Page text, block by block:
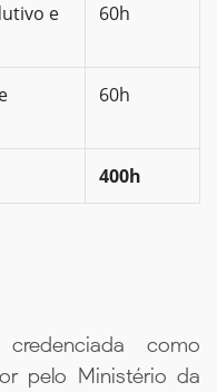
e
60h
60h
400h
como
pelo Ministério da